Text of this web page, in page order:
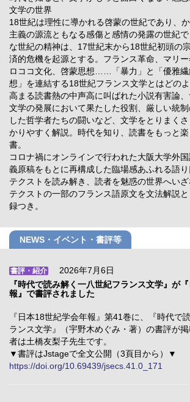
文学の世界
18世紀は理性に導かれる啓蒙の世紀であり、
主義の源流ともなる感傷と感情の発露の世紀
な世紀の精神は、17世紀末から18世紀初頭の
済的危機を起源とする。フランス革命、マリー
ロココ文化、啓蒙思想……「暴力」と「優雅繊
想」を連結する18世紀フランス文学とはどのよ
高まる読書熱の中声高に叫ばれた小説有害論
文学の発展において果たした役割、厳しい統
した哲学者たちの闘いなど、文学をとりまく
かりやすく解説。時代を知り、読書をもっと
書。
コロナ禍にオンラインで行われた大阪大学外
義原稿をもとに再構成した臨場感あふれる語
テクストを読み解き、読者を魅惑の世界へい
テクストの一部のフランス語原文を文法解説
録つき。
NEWS・イベント・書評等
書評・紹介
2026年7月6日
『時代で読み解く一八世紀フランス文学』が
報』で書評されました
『日本18世紀学会年報』第41巻に、『時代で
ランス文学』（宇野木めぐみ・著）の書評が
者は土橋友梨子先生です。
▼書評はJstageで全文公開（3頁目から）▼
https://doi.org/10.69439/jsecs.41.0_171